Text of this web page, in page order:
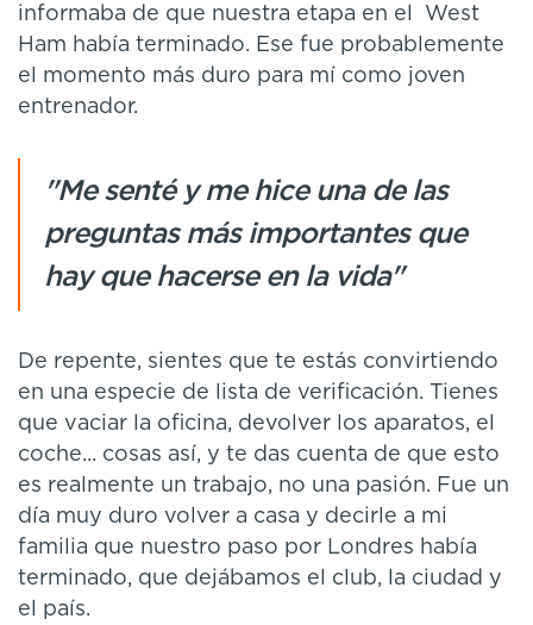
informaba de que nuestra etapa en el West
Ham había terminado. Ese fue probablemente
el momento más duro para mí como joven
entrenador.
"Me senté y me hice una de las
preguntas más importantes que
hay que hacerse en la vida"
De repente, sientes que te estás convirtiendo
en una especie de lista de verificación. Tienes
que vaciar la oficina, devolver los aparatos, el
coche... cosas así, y te das cuenta de que esto
es realmente un trabajo, no una pasión. Fue un
día muy duro volver a casa y decirle a mi
familia que nuestro paso por Londres había
terminado, que dejábamos el club, la ciudad y
el país.